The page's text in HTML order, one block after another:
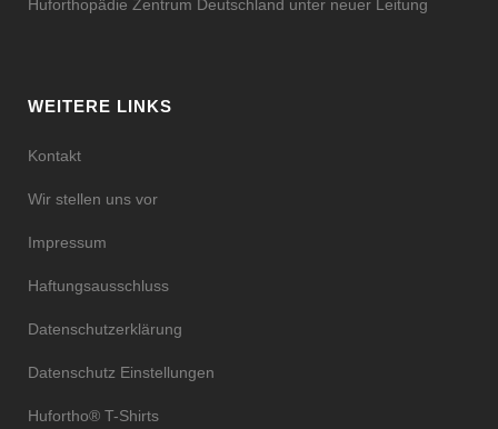
Huforthopädie Zentrum Deutschland unter neuer Leitung
WEITERE LINKS
Kontakt
Wir stellen uns vor
Impressum
Haftungsausschluss
Datenschutzerklärung
Datenschutz Einstellungen
Hufortho® T-Shirts